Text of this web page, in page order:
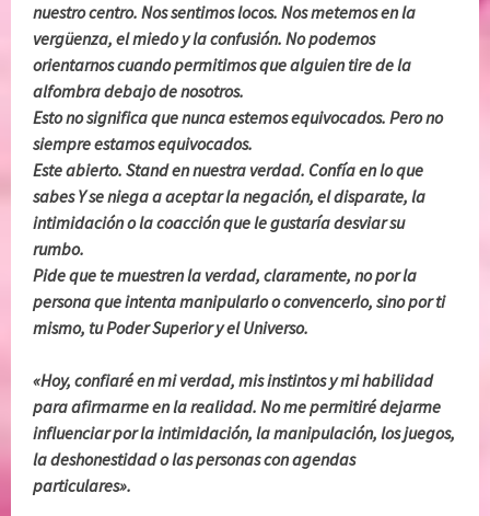
nuestro centro. Nos sentimos locos. Nos metemos en la
vergüenza, el miedo y la confusión. No podemos
orientarnos cuando permitimos que alguien tire de la
alfombra debajo de nosotros.
Esto no significa que nunca estemos equivocados. Pero no
siempre estamos equivocados.
Este abierto. Stand en nuestra verdad. Confía en lo que
sabes Y se niega a aceptar la negación, el disparate, la
intimidación o la coacción que le gustaría desviar su
rumbo.
Pide que te muestren la verdad, claramente, no por la
persona que intenta manipularlo o convencerlo, sino por ti
mismo, tu Poder Superior y el Universo.
«Hoy, confiaré en mi verdad, mis instintos y mi habilidad
para afirmarme en la realidad. No me permitiré dejarme
influenciar por la intimidación, la manipulación, los juegos,
la deshonestidad o las personas con agendas
particulares».